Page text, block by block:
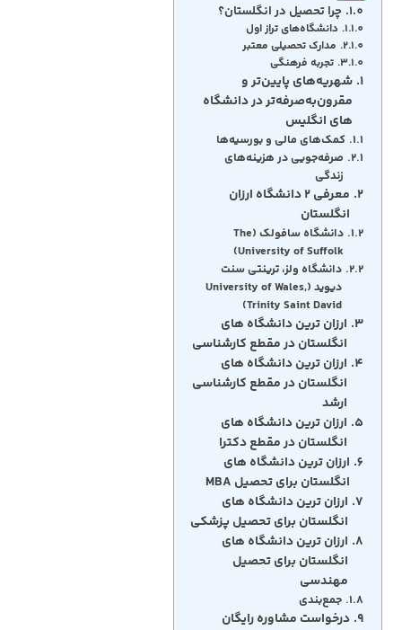
چرا تحصیل در انگلستان؟
دانشگاه‌های تراز اول
مدارک تحصیلی معتبر
تجربه‌ فرهنگی
شهریه‌های پایین‌تر و
مقرون‌به‌صرفه‌تر در دانشگاه
های انگلیس
کمک‌های مالی و بورسیه‌ها
صرفه‌جویی در هزینه‌های
زندگی
معرفی ۲ دانشگاه ارزان
انگلستان
دانشگاه سافولک (The
University of Suffolk)
دانشگاه ولز، ترینتی سنت
دیوید (University of Wales,
Trinity Saint David)
ارزان ترین دانشگاه های
انگلستان در مقطع کارشناسی
ارزان ترین دانشگاه های
انگلستان در مقطع کارشناسی
ارشد
ارزان ترین دانشگاه های
انگلستان در مقطع دکترا
ارزان ترین دانشگاه های
انگلستان برای تحصیل MBA
ارزان ترین دانشگاه های
انگلستان برای تحصیل پزشکی
ارزان ترین دانشگاه های
انگلستان برای تحصیل
مهندسی
جمع‌بندی
درخواست مشاوره رایگان